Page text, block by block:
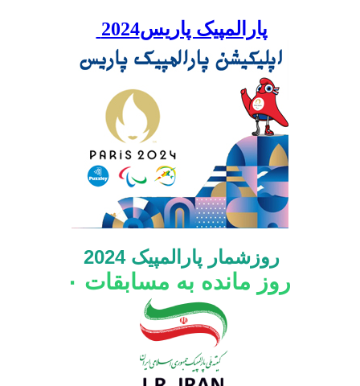
پارالمپیک پاریس2024
روزشمار پارالمپیک 2024
۰